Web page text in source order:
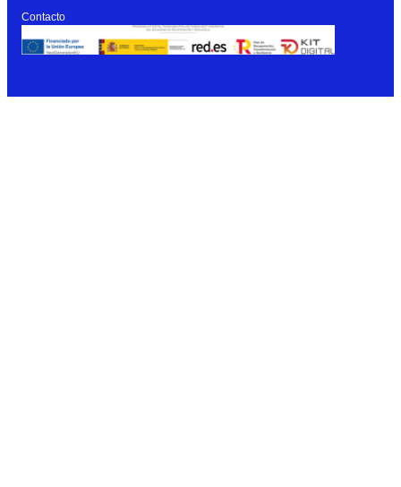
Contacto